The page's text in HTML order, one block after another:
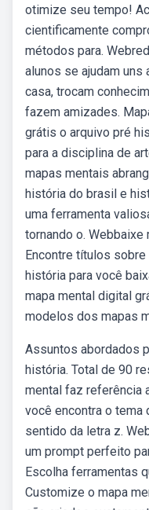
otimize seu tempo!
cientificamente
métodos para.
alunos se ajudam
casa, trocam
fazem amizades.
grátis o arquivo pré
para a disciplina de
mapas mentais
história do brasil e
uma ferramenta
tornando o.
Encontre títulos
história para você
mapa mental digital
modelos dos mapas
Assuntos abordados
história. Total de 90
mental faz referência
você encontra o tema
sentido da letra z.
um prompt perfeito
Escolha ferramentas
Customize o mapa